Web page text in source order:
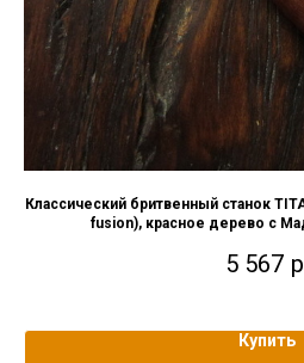
Классический бритвенный станок
fusion), красное дерево с
5 567
Купить